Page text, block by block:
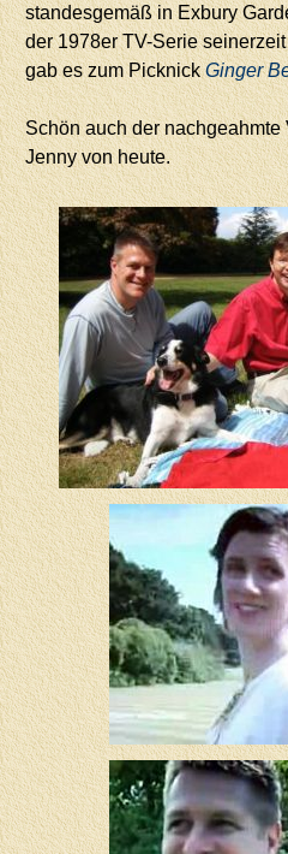
standesgemäß in Exbury
der 1978er TV-Serie
gab es zum PicknickGinger
Schön auch der nachgeahmte
Jenny von heute.